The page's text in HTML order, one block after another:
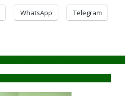
WhatsApp Telegram